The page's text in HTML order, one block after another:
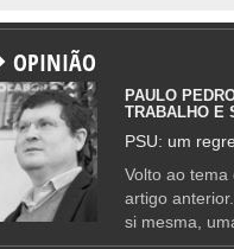
OPINIÃO
PAULO
TRABALHO E
PSU: um
Volto ao tema
artigo
si mesma,